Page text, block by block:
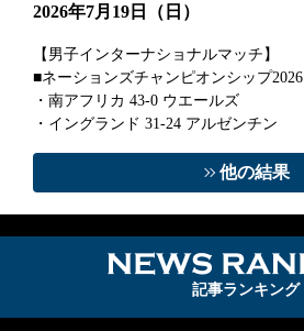
2026年7月19日（日）
【男子インターナショナルマッチ】
■ネーションズチャンピオンシップ2026
・南アフリカ 43-0 ウエールズ
・イングランド 31-24 アルゼンチン
他の結果
記事ランキング